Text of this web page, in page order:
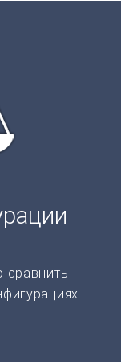
сравнить